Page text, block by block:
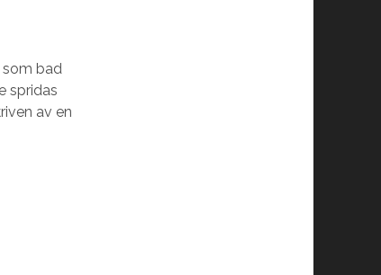
som bad
spridas
av en